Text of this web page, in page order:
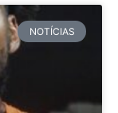
NOTÍCIAS